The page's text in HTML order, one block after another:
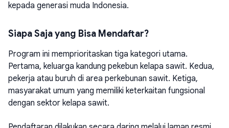
kepada generasi muda Indonesia.
Siapa Saja yang Bisa Mendaftar?
Program ini memprioritaskan tiga kategori utama.
Pertama, keluarga kandung pekebun kelapa sawit. Kedua,
pekerja atau buruh di area perkebunan sawit. Ketiga,
masyarakat umum yang memiliki keterkaitan fungsional
dengan sektor kelapa sawit.